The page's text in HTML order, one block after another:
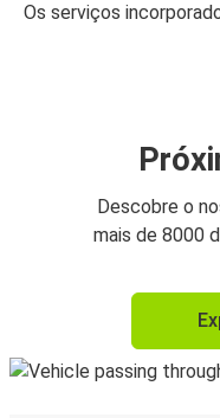
Os serviços
Descobre o
mais de 8000